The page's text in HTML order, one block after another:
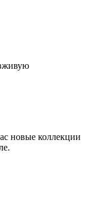
новые коллекции